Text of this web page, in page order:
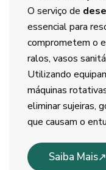
O serviço de
essencial para
comprometem o
ralos, vasos
Utilizando
máquinas
eliminar sujeiras,
que causam o
Saiba Mais